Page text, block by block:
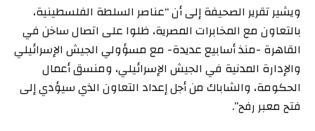
ويشير تقرير الصحيفة إلى أن “عناصر السلطة الفلسطينية،
بالتعاون مع المخابرات المصرية، ظلوا على اتصال ساخن في
القاهرة -منذ أسابيع عديدة- مع مسؤولي الجيش الإسرائيلي
والإدارة المدنية في الجيش الإسرائيلي، ومنسق أعمال
الحكومة، والشاباك من أجل إعداد التعاون الذي سيؤدي إلى
فتح معبر رفح”.